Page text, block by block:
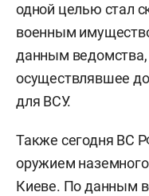
одной целью стал
военным
данным
осуществлявшее
для ВСУ.
Также сегодня ВС
оружием
Киеве. По данным